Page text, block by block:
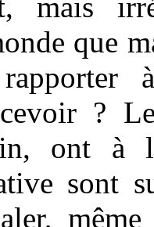
mais
que
?
ont à
sont